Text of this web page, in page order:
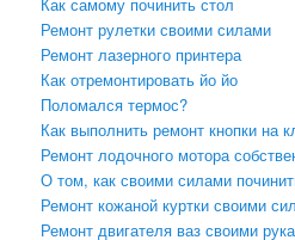
Как самому починить стол
Ремонт рулетки своими силами
Ремонт лазерного принтера
Как отремонтировать йо йо
Поломался термос?
Как выполнить ремонт кнопки на
Ремонт лодочного мотора
О том, как своими силами
Ремонт кожаной куртки своими
Ремонт двигателя ваз своими